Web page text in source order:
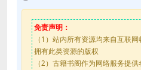
免责声明：
（1）站内所有资源均来自互联
拥有此类资源的版权
（2）古籍书阁作为网络服务提